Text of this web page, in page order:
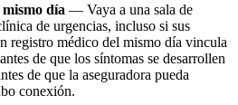
mismo día — Vaya a una sala de
de urgencias, incluso si sus
registro médico del mismo día vincula
de que los síntomas se desarrollen
de que la aseguradora pueda
conexión.